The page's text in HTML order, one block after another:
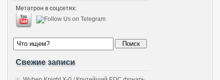
Метатрон в соцсетях:
Свежие записи